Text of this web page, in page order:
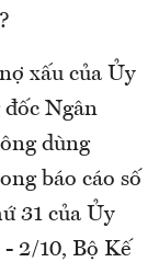
xấu của Ủy
Ngân
dùng
báo cáo số
31 của Ủy
2/10, Bộ Kế